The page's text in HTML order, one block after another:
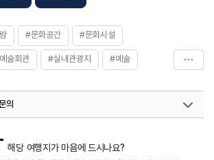
#문화공간 #문화시설
술회관 #실내관광지 #예술
의
관광-모두의여행)
033-738-3425
해당 여행지가 마음에 드시나요?